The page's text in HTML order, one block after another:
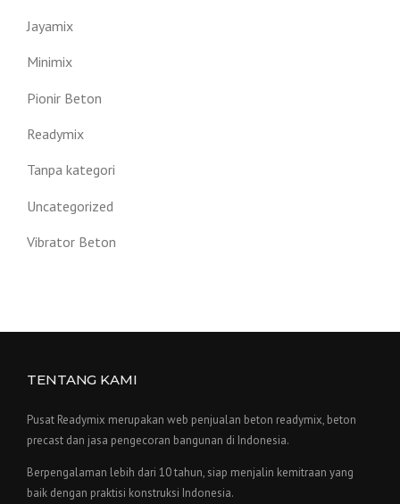
Jayamix
Minimix
Pionir Beton
Readymix
Tanpa kategori
Uncategorized
Vibrator Beton
TENTANG KAMI
Pusat Readymix merupakan web penjualan beton readymix, beton
precast dan jasa pengecoran bangunan di Indonesia.
Berpengalaman lebih dari 10 tahun, siap menjalin kemitraan yang
baik dengan praktisi konstruksi Indonesia.